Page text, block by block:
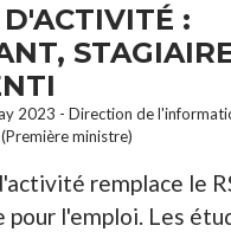
:
2023 - Direction de
ministre)
remplace le
pour l'emploi. Les